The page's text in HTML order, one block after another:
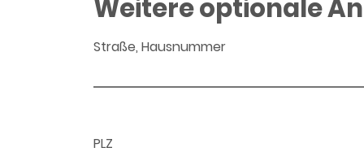
Weitere optionale
Straße, Hausnummer
PLZ